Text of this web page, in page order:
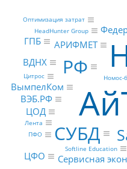
СУБД
РФ
АРИФМЕТ
ВымпелКом
ГПБ
ВДНХ
ВЭБ.РФ
ЦОД
ЦФО Сервисная
Цитрос Номос-
HeadHunter Group
Лента
ПФО
Оптимизация затрат
Softline Education